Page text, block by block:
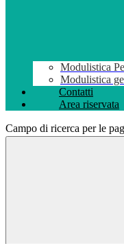
Modulistica
Modulistica
Contatti
Area riservata
Campo di ricerca per le